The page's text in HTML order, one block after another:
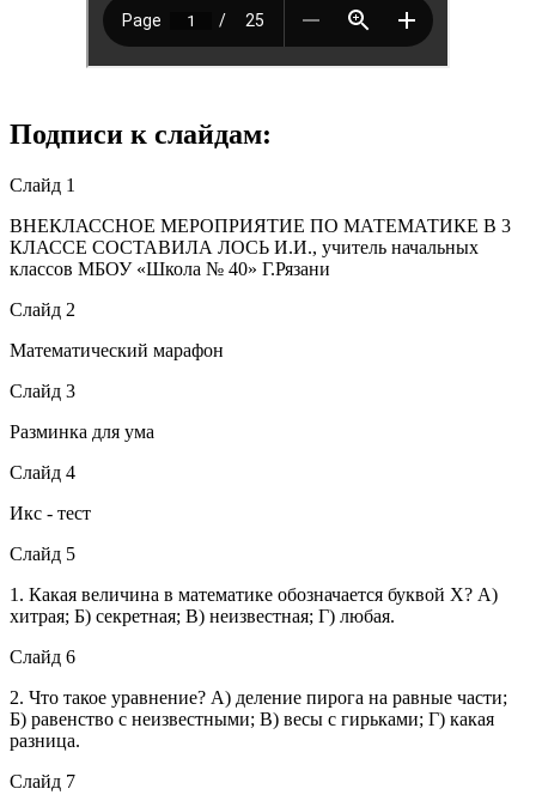
Подписи к слайдам:
Слайд 1
ВНЕКЛАССНОЕ МЕРОПРИЯТИЕ ПО МАТЕМАТИКЕ В 3
КЛАССЕ СОСТАВИЛА ЛОСЬ И.И., учитель начальных
классов МБОУ «Школа № 40» Г.Рязани
Слайд 2
Математический марафон
Слайд 3
Разминка для ума
Слайд 4
Икс - тест
Слайд 5
1. Какая величина в математике обозначается буквой Х? А)
хитрая; Б) секретная; В) неизвестная; Г) любая.
Слайд 6
2. Что такое уравнение? А) деление пирога на равные части;
Б) равенство с неизвестными; В) весы с гирьками; Г) какая
разница.
Слайд 7